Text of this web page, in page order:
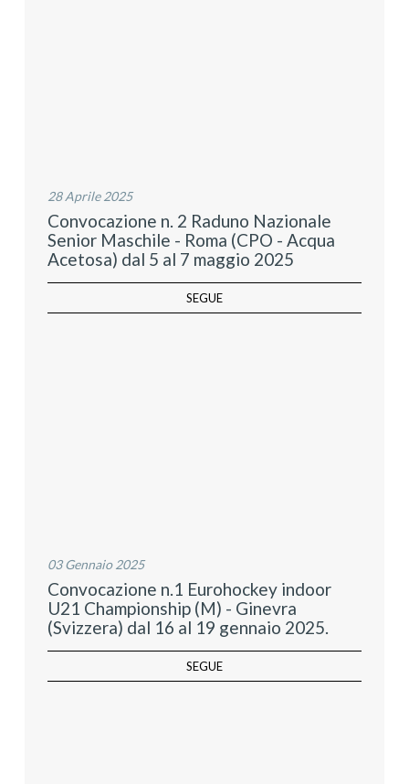
28 Aprile 2025
Convocazione n. 2 Raduno Nazionale
Senior Maschile - Roma (CPO - Acqua
Acetosa) dal 5 al 7 maggio 2025
SEGUE
03 Gennaio 2025
Convocazione n.1 Eurohockey indoor
U21 Championship (M) - Ginevra
(Svizzera) dal 16 al 19 gennaio 2025.
SEGUE